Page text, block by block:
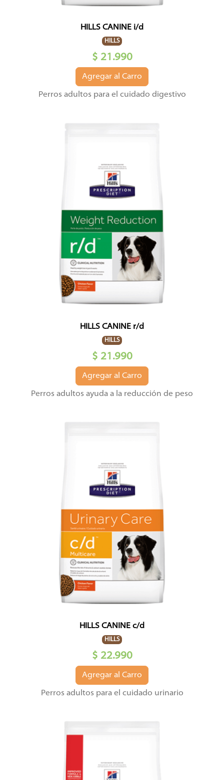
HILLS CANINE i/d
HILLS
$ 21.990
Agregar al Carro
Perros adultos para el cuidado digestivo
HILLS CANINE r/d
HILLS
$ 21.990
Agregar al Carro
Perros adultos ayuda a la reducción de peso
HILLS CANINE c/d
HILLS
$ 22.990
Agregar al Carro
Perros adultos para el cuidado urinario